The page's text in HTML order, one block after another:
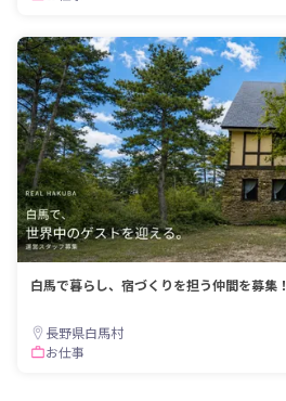
白馬で暮らし、宿づくりを担う仲間を募集！
長野県白馬村
お仕事